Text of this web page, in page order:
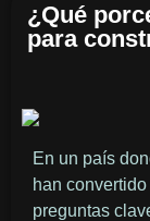
¿Qué
para
En un país
han
preguntas